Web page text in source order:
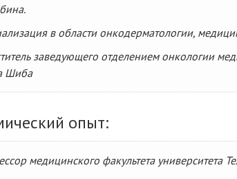
в области онкодерматологии,
заведующего отделением онкологии
Шиба
опыт:
медицинского факультета университета